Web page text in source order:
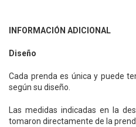
INFORMACIÓN ADICIONAL
Diseño
Cada prenda es única y puede
según su diseño.
Las medidas indicadas en la
tomaron directamente de la